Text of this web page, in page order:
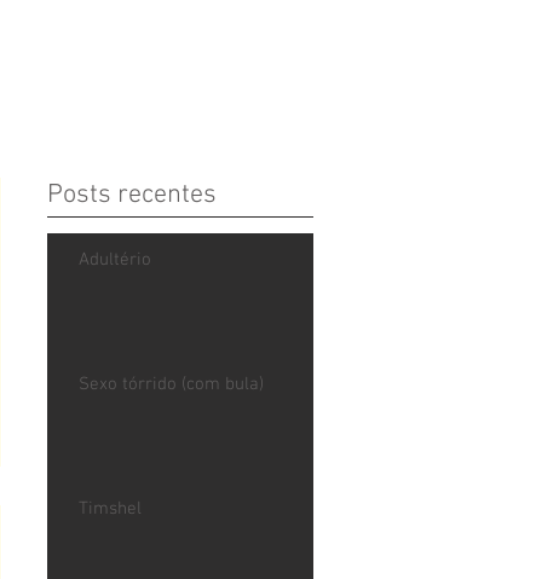
Posts recentes
Adultério
Sexo tórrido (com bula)
Timshel